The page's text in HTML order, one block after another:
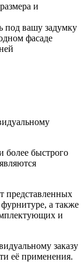
и
под вашу задумку
фасаде
более быстрого
представленных
а также
и
заказу
её применения.